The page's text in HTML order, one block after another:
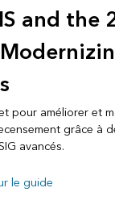
and the
pour améliorer et
grâce à
avancés.
le guide